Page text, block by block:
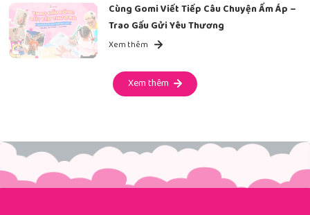
Cùng Gomi Viết Tiếp Câu Chuyện Ấm Áp –
Trao Gấu Gửi Yêu Thương
Xem thêm
Xem thêm